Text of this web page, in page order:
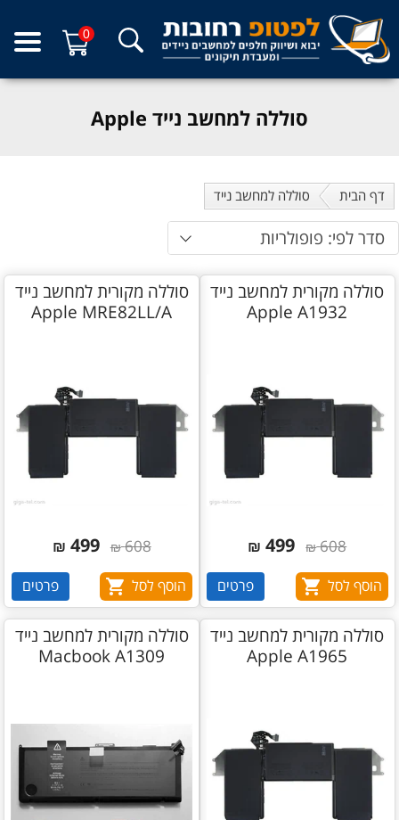
0
סוללה למחשב נייד Apple
דף הבית סוללה למחשב נייד
סדר לפי: פופולריות
סוללה מקורית למחשב נייד
Apple A1932
608
₪
499
₪
הוסף לסל פרטים
סוללה מקורית למחשב נייד
Apple MRE82LL/A
608
₪
499
₪
הוסף לסל פרטים
סוללה מקורית למחשב נייד
Apple A1965
סוללה מקורית למחשב נייד
Macbook A1309